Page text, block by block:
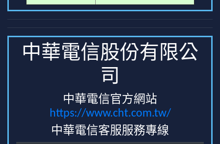
中華電信股份有限公
司
中華電信官方網站
https://www.cht.com.tw/
中華電信客服服務專線